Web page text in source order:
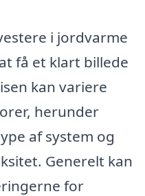
i jordvarme
få et klart billede
kan variere
herunder
af system og
Generelt kan
for